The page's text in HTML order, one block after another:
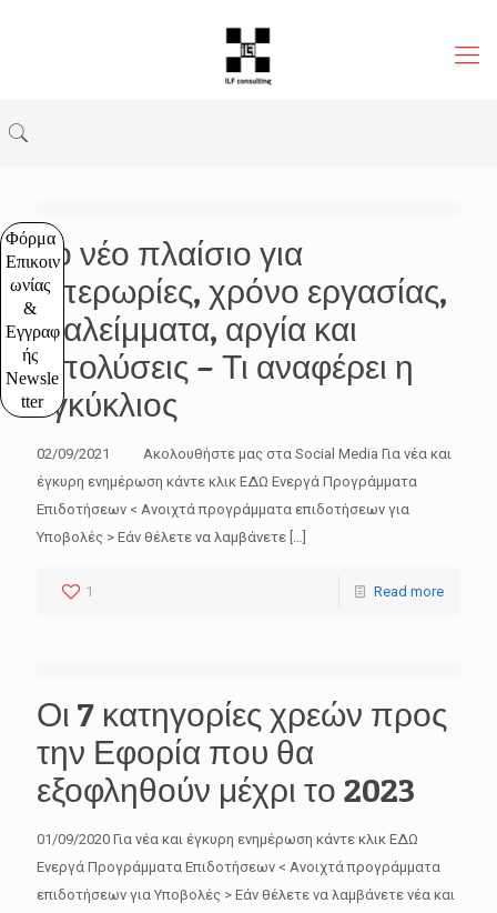
Φόρμα
Επικοιν
ωνίας
&
Εγγραφ
ής
Newsle
tter
Το νέο πλαίσιο για
υπερωρίες, χρόνο εργασίας,
διαλείμματα, αργία και
απολύσεις – Τι αναφέρει η
εγκύκλιος
02/09/2021 Ακολουθήστε μας στα Social Media Για νέα και
έγκυρη ενημέρωση κάντε κλικ ΕΔΩ Ενεργά Προγράμματα
Επιδοτήσεων < Ανοιχτά προγράμματα επιδοτήσεων για
Υποβολές > Εάν θέλετε να λαμβάνετε […]
1 Read more
Οι 7 κατηγορίες χρεών προς
την Εφορία που θα
εξοφληθούν μέχρι το 2023
01/09/2020 Για νέα και έγκυρη ενημέρωση κάντε κλικ ΕΔΩ
Ενεργά Προγράμματα Επιδοτήσεων < Ανοιχτά προγράμματα
επιδοτήσεων για Υποβολές > Εάν θέλετε να λαμβάνετε νέα και